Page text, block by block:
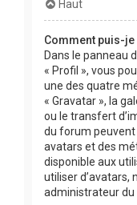
Haut
Comment puis-je
Dans le panneau
« Profil », vous
une des quatre
« Gravatar », la
ou le transfert
du forum
avatars et des
disponible aux
utiliser d’avatars,
administrateur du